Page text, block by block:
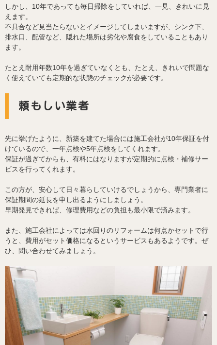
しかし、10年であっても毎日掃除をしていれば、一見、きれいに見
えます。
不具合など見当たらないとイメージしてしまいますが、シンク下、
排水口、配管など、隠れた場所は劣化や腐食をしていることもあり
ます。
たとえ耐用年数10年を過ぎていなくとも、たとえ、きれいで問題な
く使えていても定期的な状態のチェックが必要です。
頼もしい業者
先に挙げたように、新築を建てた場合には施工会社が10年保証を付
けているので、一年点検や5年点検をしてくれます。
保証が過ぎてからも、有料にはなりますが定期的に点検・補修サー
ビスを行ってくれます。
この方が、安心して日々暮らしていけるでしょうから、専門業者に
保証期間の延長を申し出るようにしましょう。
早期発見できれば、修理費用などの負担も最小限で済みます。
また、施工会社によっては水回りのリフォームは何点かセットで行
うと、費用がセット価格になるというサービスもあるようです。ぜ
ひ、問い合わせてみましょう。